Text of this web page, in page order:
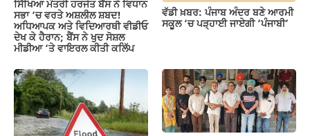
ਸਿੱਖਿਆ ਮੰਤਰੀ ਹਰਜੋਤ ਬੈਂਸ ਨੇ ਵਿਧਾਨ
ਸਭਾ ‘ਚ ਵਰਤੇ ਅਸ਼ਲੀਲ ਸ਼ਬਦ!
ਅਧਿਆਪਕ ਅਤੇ ਵਿਦਿਆਰਥੀ ਵੀਡੀਓ
ਦੇਖ ਕੇ ਹੈਰਾਨ; ਬੈਂਸ ਨੇ ਖੁਦ ਸੋਸ਼ਲ
ਮੀਡੀਆ ‘ਤੇ ਵਾਇਰਲ ਕੀਤੀ ਕਲਿੱਪ
ਵੱਡੀ ਖ਼ਬਰ: ਪੰਜਾਬ ਅੰਦਰ ਬਣੇ ਆਰਮੀ
ਸਕੂਲ ‘ਚ ਪੜ੍ਹਾਈ ਜਾਏਗੀ ‘ਪੰਜਾਬੀ’